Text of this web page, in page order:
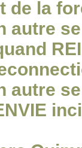
de la
autre
autre